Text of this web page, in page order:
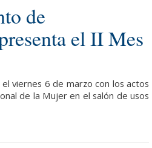
de
el II Mes
viernes 6 de marzo con los actos
de la Mujer en el salón de usos